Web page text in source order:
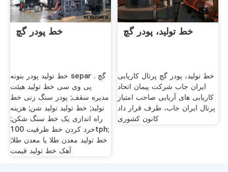
خط پودر گچ
خط تولید پودر بتونه separ . گچ
پی وی سی خط تولید هیئت
مدیره سقف; پودر سنگ زنی خط
تولید; خط تولید تولید شن; هزینه
راه اندازی یک خط سنگ شکن;
خرد کردن خط ظرفیت 100tph;
خط تولید معدن طلا یا معدن طلا;
آهک خط تولید قیمت
خط تولید، پودر گچ
خط تولید، پودر گچ پرتال کاریابی
ایران جاب شرکت پیمان اتحاد
کاریابی های آریایی صاحب امتیاز
پرتال ایران جاب، طرف قرار داد
کانون کشوری